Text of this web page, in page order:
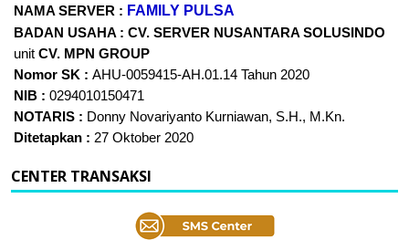
NAMA SERVER : FAMILY PULSA
BADAN USAHA : CV. SERVER NUSANTARASOLUSINDO
unit CV. MPN GROUP
Nomor SK : AHU-0059415-AH.01.14 Tahun 2020
NIB : 0294010150471
NOTARIS : Donny Novariyanto Kurniawan, S.H., M.Kn.
Ditetapkan : 27 Oktober 2020
CENTER TRANSAKSI